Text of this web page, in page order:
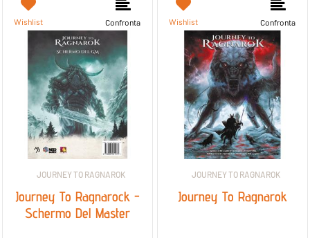
Wishlist Confronta
JOURNEY TO RAGNAROK
Journey To Ragnarock -
Schermo Del Master
Wishlist Confronta
JOURNEY TO RAGNAROK
Journey To Ragnarok